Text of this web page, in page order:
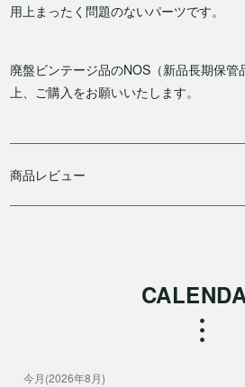
用上まったく問題のないパーツです。
廃盤ビンテージ品のNOS（新品長期保
上、ご購入をお願いいたします。
商品レビュー
今月(2026年8月)